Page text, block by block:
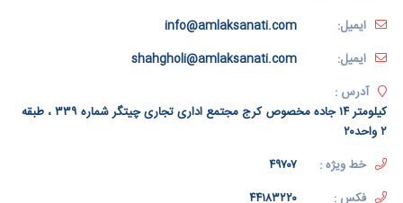
ایمیل:
info@amlaksanati.com
ایمیل:
shahgholi@amlaksanati.com
آدرس :
کیلومتر ۱۴ جاده مخصوص کرج مجتمع اداری تجاری چیتگر شماره ۳۳۹ ، طبقه
۲ واحد۲۰
خط ویژه :
۴۹۷۰۷
فکس :
۴۴۱۸۳۲۲۰